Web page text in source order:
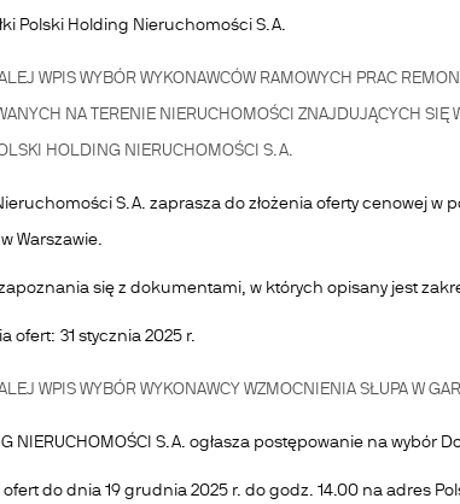
Polski Holding Nieruchomości S.A.
WPIS WYBÓR WYKONAWCÓW RAMOWYCH PRAC
NA TERENIE NIERUCHOMOŚCI ZNAJDUJĄCYCH SIĘ
HOLDING NIERUCHOMOŚCI S.A.
S.A. zaprasza do złożenia oferty cenowej
w Warszawie.
się z dokumentami, w których opisany jest
ofert: 31 stycznia 2025 r.
WPIS WYBÓR WYKONAWCY WZMOCNIENIA SŁUPA W
NIERUCHOMOŚCI S.A. ogłasza postępowanie na wybór
ofert do dnia 19 grudnia 2025 r. do godz. 14.00 na adres